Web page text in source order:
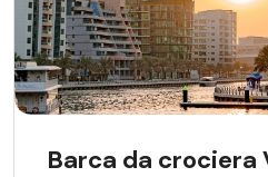
Barca da crociera